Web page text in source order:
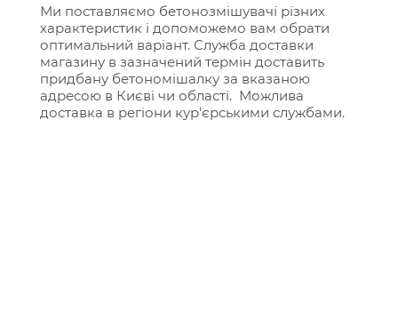
Ми поставляємо бетонозмішувачі різних
характеристик і допоможемо вам обрати
оптимальний варіант. Служба доставки
магазину в зазначений термін доставить
придбану бетономішалку за вказаною
адресою в Києві чи області. Можлива
доставка в регіони кур'єрськими службами.